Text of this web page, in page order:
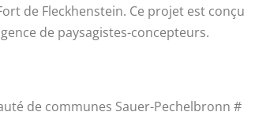
de Fleckhenstein. Ce projet est conçu
de paysagistes-concepteurs.
de communes Sauer-Pechelbronn #